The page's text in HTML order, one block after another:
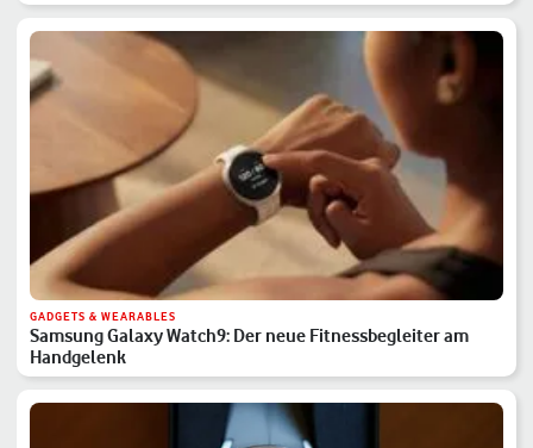
GADGETS & WEARABLES
Samsung Galaxy Watch9: Der neue Fitnessbegleiter am
Handgelenk